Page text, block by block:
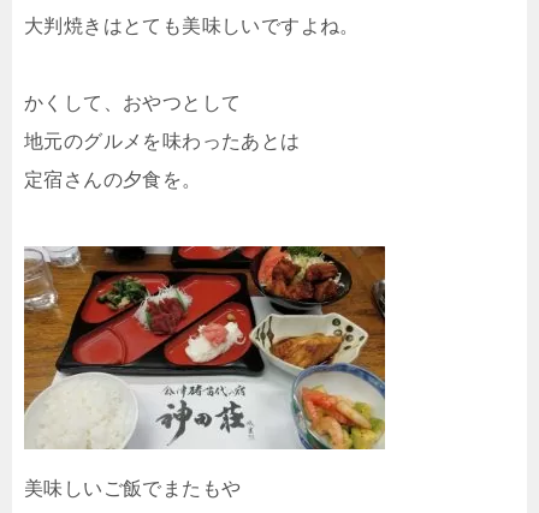
大判焼きはとても美味しいですよね。
かくして、おやつとして
地元のグルメを味わったあとは
定宿さんの夕食を。
美味しいご飯でまたもや